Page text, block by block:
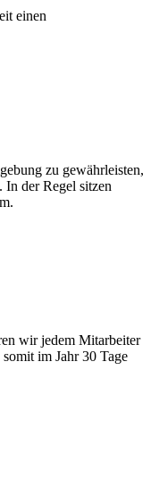
einen
zu gewährleisten,
In der Regel sitzen
wir jedem Mitarbeiter
im Jahr 30 Tage